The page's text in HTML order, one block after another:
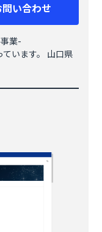
問い合わせ
業-
います。 山口県